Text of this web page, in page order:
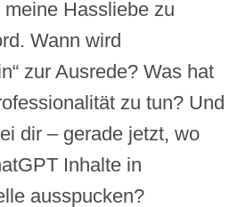
Hassliebe zu
Wann wird
zur Ausrede? Was hat
zu tun? Und
dir – gerade jetzt, wo
Inhalte in
ausspucken?